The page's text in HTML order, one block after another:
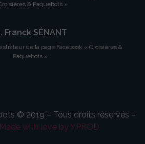
& Paquebots »
Franck SÉNANT
de la page Facebook « Croisières &
Paquebots »
© 2019 – Tous droits réservés –
with love by YPROD